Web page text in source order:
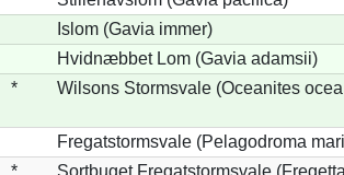
Islom (Gavia immer)
Hvidnæbbet Lom (Gavia adamsii)
* Wilsons Stormsvale (Oceanites
Fregatstormsvale (Pelagodroma
*
Sortbuget Fregatstormsvale